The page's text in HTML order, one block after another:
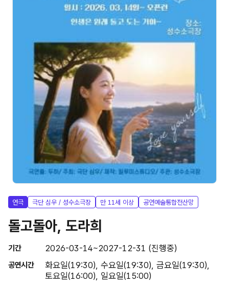
연극 극단 심우 / 성수소극장 만 11세 이상 공연예술통합전산망
돌고돌아, 도라희
기간 2026-03-14~2027-12-31 (진행중)
공연시간
화요일(19:30), 수요일(19:30), 금요일(19:30),
토요일(16:00), 일요일(15:00)